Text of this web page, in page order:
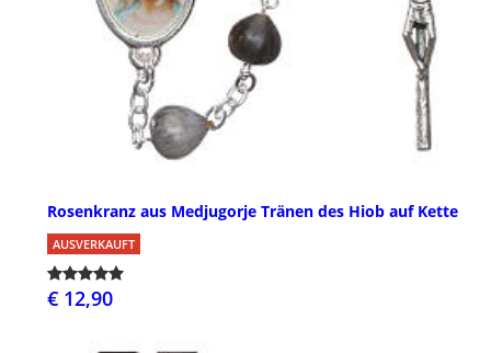
Rosenkranz aus Medjugorje Tränen des Hiob auf Kette
AUSVERKAUFT
€ 12,90